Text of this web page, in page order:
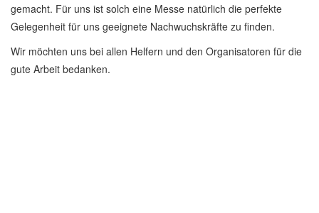
gemacht. Für uns ist solch eine Messe natürlich die perfekte
Gelegenheit für uns geeignete Nachwuchskräfte zu finden.
Wir möchten uns bei allen Helfern und den Organisatoren für die
gute Arbeit bedanken.